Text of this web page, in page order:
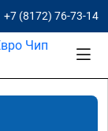
+7 (8172) 76-73-14